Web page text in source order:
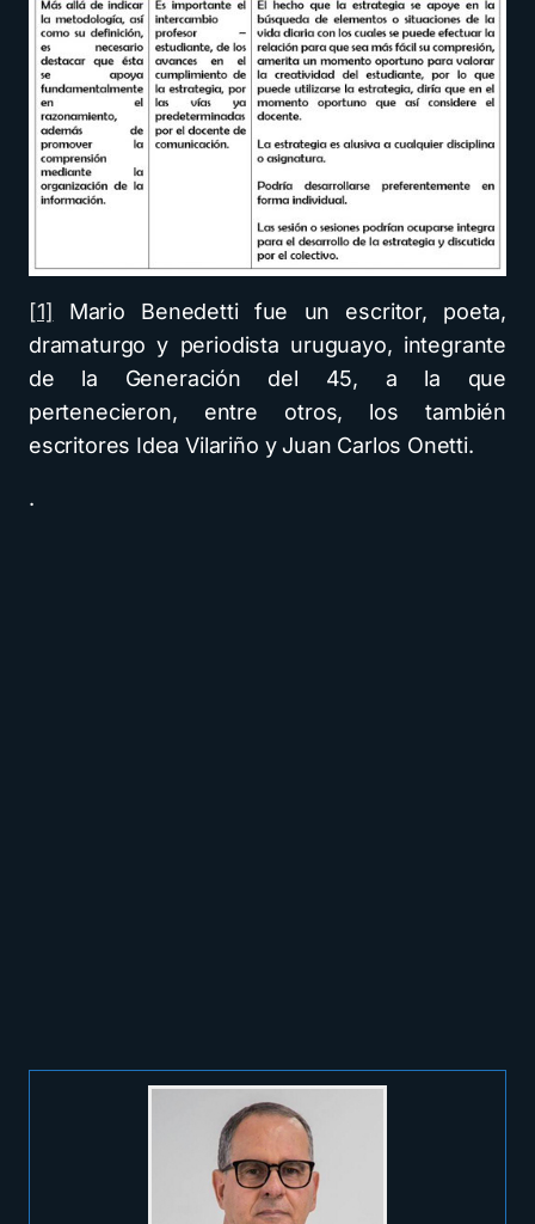
[1]
Mario Benedetti fue un escritor, poeta,
dramaturgo y periodista uruguayo, integrante
de la Generación del 45, a la que
pertenecieron, entre otros, los también
escritores Idea Vilariño y Juan Carlos Onetti. ​​​
.